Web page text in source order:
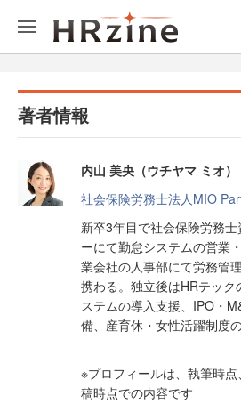
著者情報
内山 美央（ウチヤマ ミオ）
社会保険労務士法人MIO
新卒3年目で社会保険労務
ーにて勤怠システムの営業
業会社の人事部にて労務管
携わる。独立後はHRテッ
ステムの導入支援、IPO・
備、産育休・女性活躍制度
※プロフィールは、執筆時
稿時点での内容です